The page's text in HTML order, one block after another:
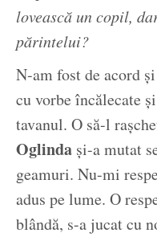
lovească un copil,
părintelui?
N-am fost de acord
cu vorbe încălecate
tavanul. O să-l
Oglinda și-a mutat
geamuri. Nu-mi
adus pe lume. O
blândă, s-a jucat cu